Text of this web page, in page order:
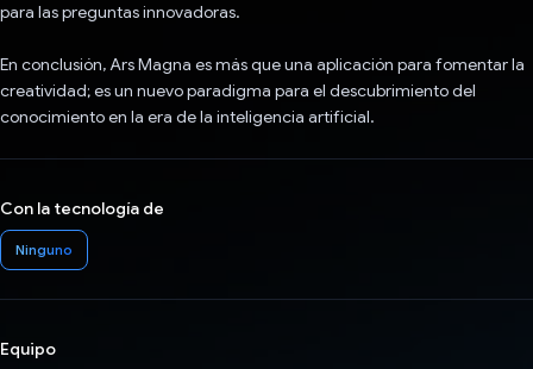
para las preguntas innovadoras.
En conclusión, Ars Magna es más que una aplicación para fomentar la
creatividad; es un nuevo paradigma para el descubrimiento del
conocimiento en la era de la inteligencia artificial.
Con la tecnología de
Ninguno
Equipo